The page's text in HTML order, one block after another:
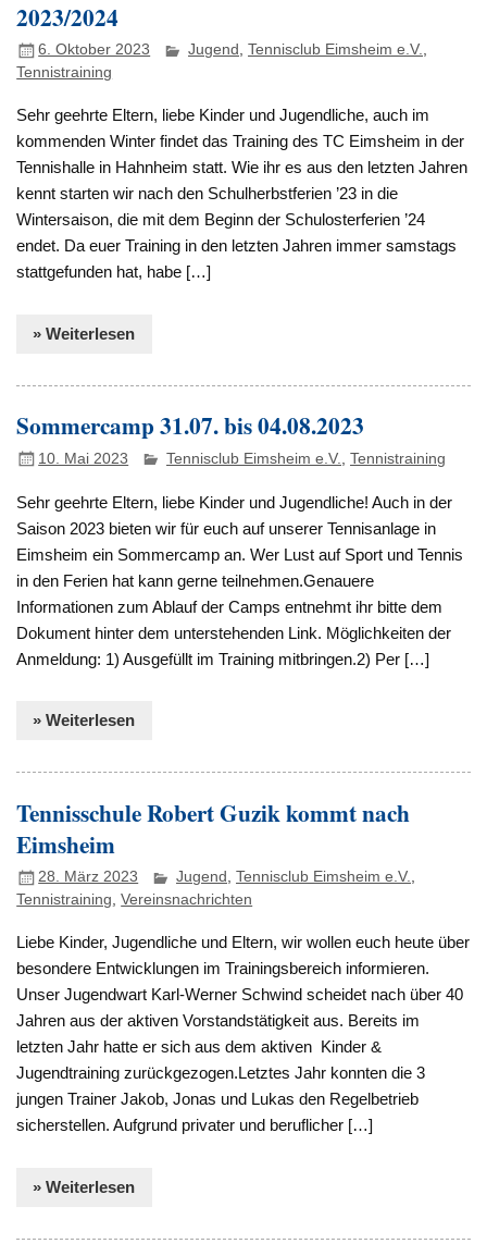
2023/2024
6. Oktober 2023 Jugend ,Tennisclub Eimsheim e.V.,
Tennistraining
Sehr geehrte Eltern, liebe Kinder und Jugendliche, auch im
kommenden Winter findet das Training des TC Eimsheim in der
Tennishalle in Hahnheim statt. Wie ihr es aus den letzten Jahren
kennt starten wir nach den Schulherbstferien ’23 in die
Wintersaison, die mit dem Beginn der Schulosterferien ’24
endet. Da euer Training in den letzten Jahren immer samstags
stattgefunden hat, habe […]
» Weiterlesen
Sommercamp 31.07. bis 04.08.2023
10. Mai 2023 Tennisclub Eimsheim e.V. ,Tennistraining
Sehr geehrte Eltern, liebe Kinder und Jugendliche! Auch in der
Saison 2023 bieten wir für euch auf unserer Tennisanlage in
Eimsheim ein Sommercamp an. Wer Lust auf Sport und Tennis
in den Ferien hat kann gerne teilnehmen.Genauere
Informationen zum Ablauf der Camps entnehmt ihr bitte dem
Dokument hinter dem unterstehenden Link. Möglichkeiten der
Anmeldung: 1) Ausgefüllt im Training mitbringen.2) Per […]
» Weiterlesen
Tennisschule Robert Guzik kommt nach
Eimsheim
28. März 2023 Jugend ,Tennisclub Eimsheim e.V.,
Tennistraining ,Vereinsnachrichten
Liebe Kinder, Jugendliche und Eltern, wir wollen euch heute über
besondere Entwicklungen im Trainingsbereich informieren.
Unser Jugendwart Karl-Werner Schwind scheidet nach über 40
Jahren aus der aktiven Vorstandstätigkeit aus. Bereits im
letzten Jahr hatte er sich aus dem aktiven Kinder &
Jugendtraining zurückgezogen.Letztes Jahr konnten die 3
jungen Trainer Jakob, Jonas und Lukas den Regelbetrieb
sicherstellen. Aufgrund privater und beruflicher […]
» Weiterlesen